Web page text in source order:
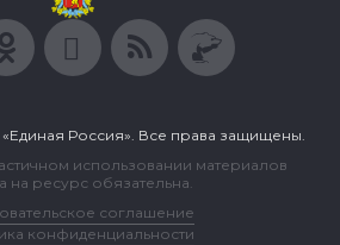
Россия». Все права защищены.
использовании материалов
на ресурс обязательна.
соглашение
конфиденциальности